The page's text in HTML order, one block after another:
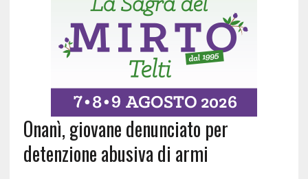
Onanì, giovane denunciato per
detenzione abusiva di armi